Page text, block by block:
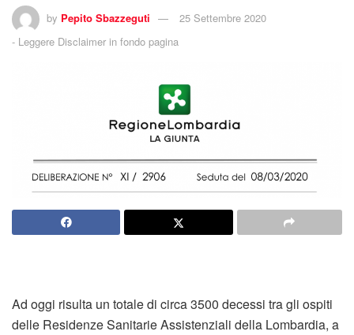
by Pepito Sbazzeguti
25 Settembre 2020
- Leggere Disclaimer in fondo pagina
Ad oggi risulta un totale di circa 3500 decessi tra gli ospiti
delle Residenze Sanitarie Assistenziali della Lombardia, a